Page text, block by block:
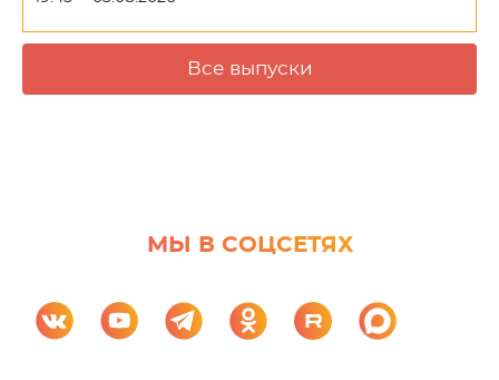
Все выпуски
МЫ В СОЦСЕТЯХ